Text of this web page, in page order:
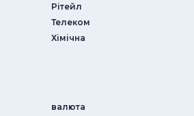
Рітейл
Телеком
Хімічна
валюта